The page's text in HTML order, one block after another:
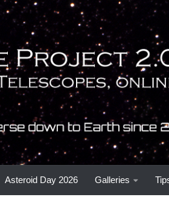
Asteroid Day 2026 Galleries